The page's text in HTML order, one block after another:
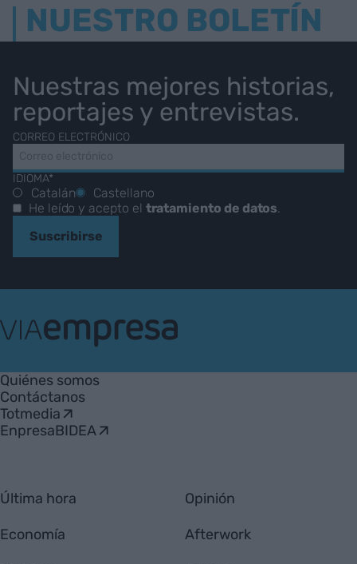
NUESTRO BOLETÍN
Nuestras mejores historias,
reportajes y entrevistas.
CORREO ELECTRÓNICO
IDIOMA*
Catalán
Castellano
He leído y acepto el tratamiento de datos
Suscribirse
Empresa
Quiénes somos
Contáctanos
Totmedia
EnpresaBIDEA
Última hora
Economía
Opinión
Afterwork